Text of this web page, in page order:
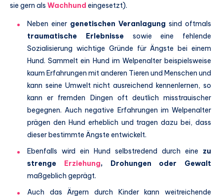
sie gern als Wachhund eingesetzt).
Neben einer genetischen Veranlagung sind oftmals
traumatische Erlebnissesowie eine fehlende
Sozialisierung wichtige Gründe für Ängste bei einem
Hund. Sammelt ein Hund im Welpenalter beispielsweise
kaum Erfahrungen mit anderen Tieren und Menschen und
kann seine Umwelt nicht ausreichend kennenlernen, so
kann er fremden Dingen oft deutlich misstrauischer
begegnen. Auch negative Erfahrungen im Welpenalter
prägen den Hund erheblich und tragen dazu bei, dass
dieser bestimmte Ängste entwickelt.
Ebenfalls wird ein Hund selbstredend durch eine zu
strenge
Erziehung, Drohungen oder Gewalt
maßgeblich geprägt.
Auch das Ärgern durch Kinder kann weitreichende